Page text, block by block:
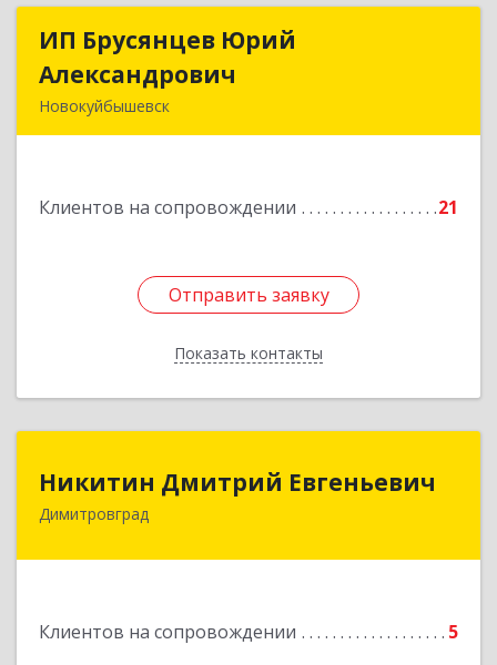
ИП Брусянцев Юрий
Александрович
Новокуйбышевск
Клиентов на сопровождении 21
Отправить заявку
Показать контакты
ИП Брусянцев Юрий
Подробнее
Отправить заявку
Назад
Никитин Дмитрий Евгеньевич
Димитровград
Клиентов на сопровождении 5
Никитин Дмитрий Евгеньевич